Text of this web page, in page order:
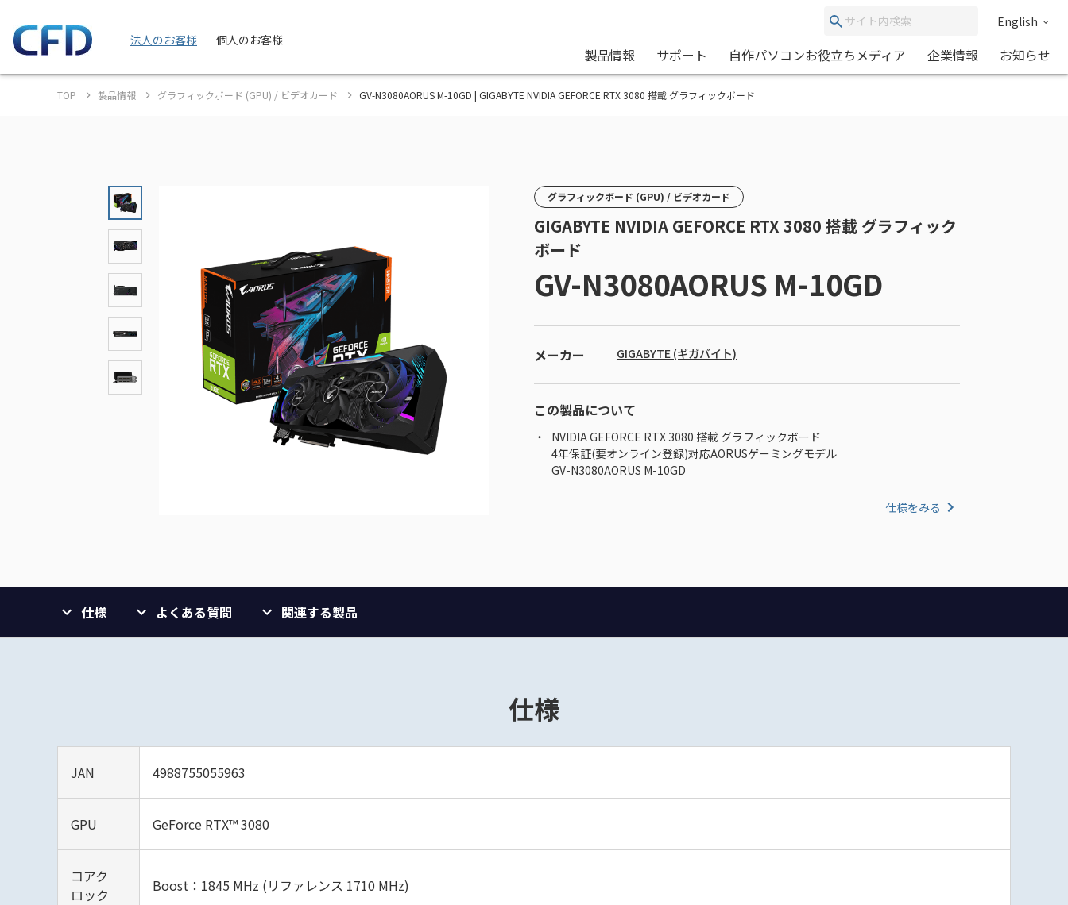
法人のお客様 個人のお客様
English
製品情報 サポート 自作パソコンお役立ちメディア 企業情報 お知らせ
TOP 製品情報 グラフィックボード (GPU) / ビデオカード GV-N3080AORUS M-10GD | GIGABYTE NVIDIA GEFORCE RTX 3080 搭載 グラフィックボード
グラフィックボード (GPU) / ビデオカード
GIGABYTE NVIDIA GEFORCE RTX 3080 搭載 グラフィック
ボード
GV-N3080AORUS M-10GD
メーカー GIGABYTE (ギガバイト)
この製品について
NVIDIA GEFORCE RTX 3080 搭載 グラフィックボード
4年保証(要オンライン登録)対応AORUSゲーミングモデル
GV-N3080AORUS M-10GD
仕様をみる
仕様 よくある質問 関連する製品
仕様
JAN 4988755055963
GPU GeForce RTX™ 3080
コアク
ロック
Boost：1845 MHz (リファレンス 1710 MHz)